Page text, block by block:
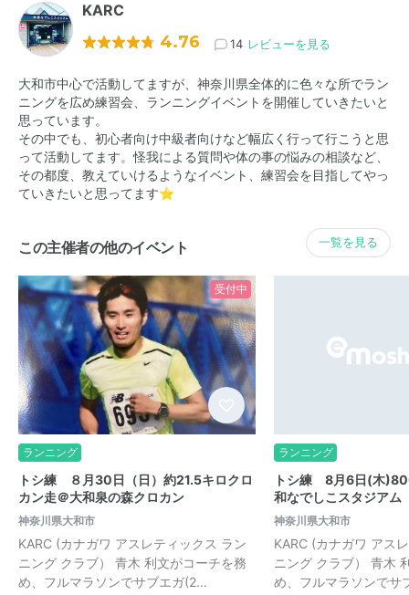
KARC
4.76 14 レビューを見る
大和市中心で活動してますが、神奈川県全体的に色々な所でラン
ニングを広め練習会、ランニングイベントを開催していきたいと
思っています。
その中でも、初心者向け中級者向けなど幅広く行って行こうと思
って活動してます。怪我による質問や体の事の悩みの相談など、
その都度、教えていけるようなイベント、練習会を目指してやっ
ていきたいと思ってます⭐️
この主催者の他のイベント 一覧を見る
受付中
ランニング
トシ練 ８月30日（日）約21.5キロクロ
カン走＠大和泉の森クロカン
神奈川県大和市
KARC (カナガワ アスレティックス ラン
ニング クラブ） 青木 利文がコーチを務
め、フルマラソンでサブエガ(2...
ランニング
トシ練 8月6日(木
和なでしこスタジアム
神奈川県大和市
KARC (カナガワ アス
ニング クラブ） 青木
め、フルマラソンでサ